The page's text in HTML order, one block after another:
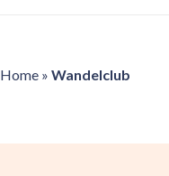
Home» Wandelclub